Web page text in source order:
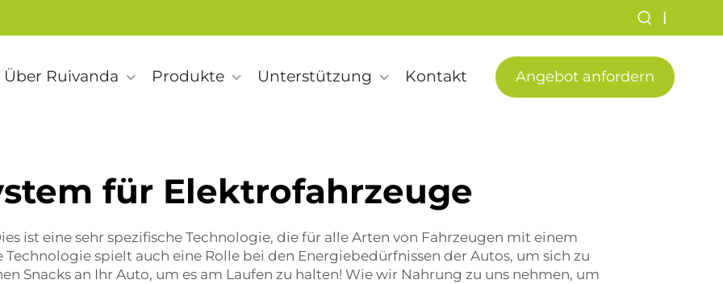
|
Über Ruivanda Produkte Unterstützung Kontakt Angebot anfordern
für Elektrofahrzeuge
ist eine sehr spezifische Technologie, die für alle Arten von Fahrzeugen mit einem
spielt auch eine Rolle bei den Energiebedürfnissen der Autos, um sich zu
Snacks an Ihr Auto, um es am Laufen zu halten! Wie wir Nahrung zu uns nehmen, um